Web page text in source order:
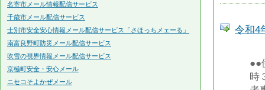
令和4
●●
時
名寄市メール情報配信サービス
千歳市メール配信サービス
士別市安全安心情報メール配信サービス「さほっちメェーる」
南富良野町防災メール配信サービス
吹雪の視界情報メール配信サービス
京極町安全・安心メール
ニセコそよかぜメール